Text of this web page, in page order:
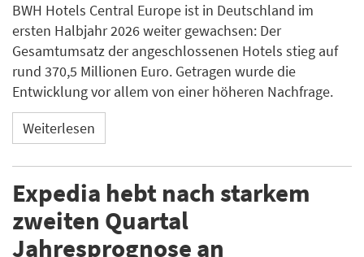
BWH Hotels Central Europe ist in Deutschland im
ersten Halbjahr 2026 weiter gewachsen: Der
Gesamtumsatz der angeschlossenen Hotels stieg auf
rund 370,5 Millionen Euro. Getragen wurde die
Entwicklung vor allem von einer höheren Nachfrage.
Weiterlesen
Expedia hebt nach starkem
zweiten Quartal
Jahresprognose an